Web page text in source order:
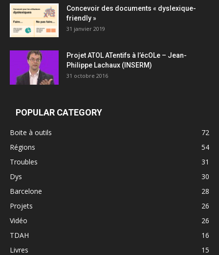
Concevoir des documents « dyslexique-
friendly »
31 janvier 2019
Projet ATOL ATentifs à l’écOLe – Jean-
Philippe Lachaux (INSERM)
31 octobre 2016
POPULAR CATEGORY
Boite à outils
72
Régions
54
Troubles
31
Dys
30
Barcelone
28
Projets
26
Vidéo
26
TDAH
16
Livres
15